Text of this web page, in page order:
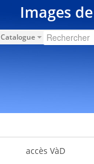
Images
Catalogue
accès VàD